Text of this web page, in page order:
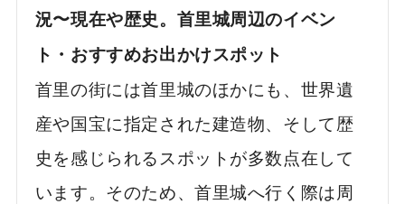
況〜現在や歴史。首里城周辺のイベン
ト・おすすめお出かけスポット
首里の街には首里城のほかにも、世界遺
産や国宝に指定された建造物、そして歴
史を感じられるスポットが多数点在して
います。そのため、首里城へ行く際は周